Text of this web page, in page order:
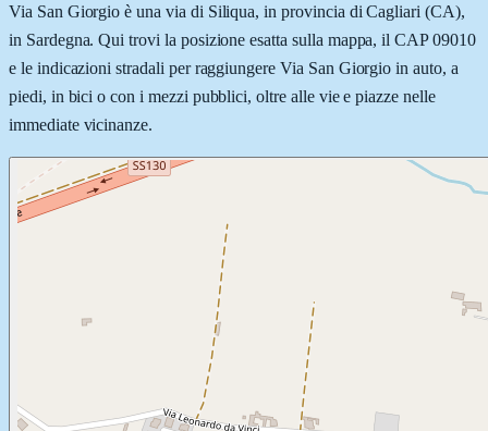
Via San Giorgio è una via di Siliqua, in provincia di Cagliari (CA),
in Sardegna. Qui trovi la posizione esatta sulla mappa, il CAP 09010
e le indicazioni stradali per raggiungere Via San Giorgio in auto, a
piedi, in bici o con i mezzi pubblici, oltre alle vie e piazze nelle
immediate vicinanze.